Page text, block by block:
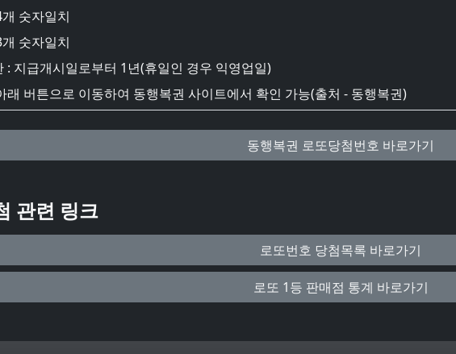
숫자일치
숫자일치
: 지급개시일로부터 1년(휴일인 경우 익영업일)
래 버튼으로 이동하여 동행복권 사이트에서 확인 가능(출처 - 동행복권)
동행복권 로또당첨번호 바로가기
관련 링크
로또번호 당첨목록 바로가기
로또 1등 판매점 통계 바로가기